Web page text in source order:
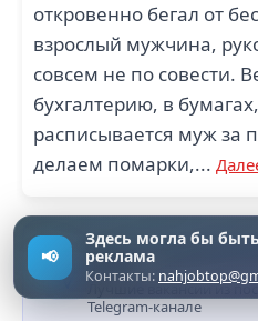
откровенно бегал от
взрослый мужчина,
совсем не по совести.
бухгалтерию, в
расписывается муж за
делаем помарки,...
Вахта с
сутки
Лучшие вакансии из
Telegram-канале
📢
Здесь могла бы
реклама
Контакты: